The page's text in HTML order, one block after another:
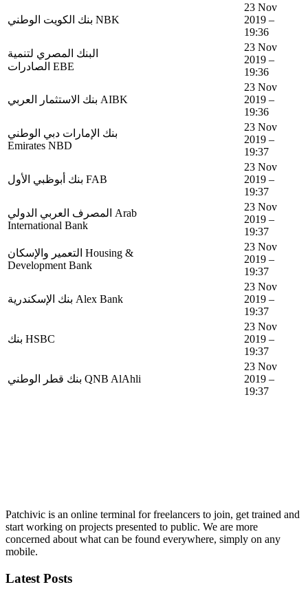
بنك الكويت الوطني NBK
23 Nov
2019 –
19:36
البنك المصري لتنمية
الصادرات EBE
23 Nov
2019 –
19:36
بنك الاستثمار العربي AIBK
23 Nov
2019 –
19:36
بنك الإمارات دبي الوطني
Emirates NBD
23 Nov
2019 –
19:37
بنك أبوظبي اﻷول FAB
23 Nov
2019 –
19:37
المصرف العربي الدولي Arab
International Bank
23 Nov
2019 –
19:37
التعمير والإسكان Housing &
Development Bank
23 Nov
2019 –
19:37
بنك الإسكندرية Alex Bank
23 Nov
2019 –
19:37
بنك HSBC
23 Nov
2019 –
19:37
بنك قطر الوطني QNB AlAhli
23 Nov
2019 –
19:37
Patchivic is an online terminal for freelancers to join, get trained and
start working on projects presented to public. We are more
concerned about what can be found everywhere, simply on any
mobile.
Latest Posts